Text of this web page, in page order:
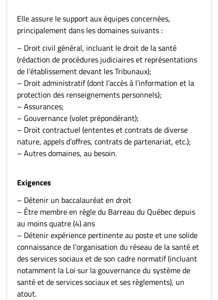
Elle assure le support aux équipes concernées,
principalement dans les domaines suivants :
– Droit civil général, incluant le droit de la santé
(rédaction de procédures judiciaires et représentations
de l’établissement devant les Tribunaux);
– Droit administratif (dont l’accès à l’information et la
protection des renseignements personnels);
– Assurances;
– Gouvernance (volet prépondérant);
– Droit contractuel (ententes et contrats de diverse
nature, appels d’offres, contrats de partenariat, etc.);
– Autres domaines, au besoin.
Exigences
– Détenir un baccalauréat en droit
– Être membre en règle du Barreau du Québec depuis
au moins quatre (4) ans
– Détenir expérience pertinente au poste et une solide
connaissance de l’organisation du réseau de la santé et
des services sociaux et de son cadre normatif (incluant
notamment la Loi sur la gouvernance du système de
santé et de services sociaux et ses règlements), un
atout.